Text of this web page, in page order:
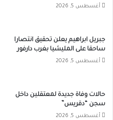
أغسطس 5, 2026
جبريل ابراهيم يعلن تحقيق انتصارا
ساحقا على المليشيا بغرب دارفور
أغسطس 5, 2026
حالات وفاة جديدة لمعتقلين داخل
سجن “دقريس”
أغسطس 5, 2026